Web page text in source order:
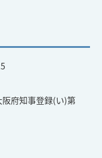
府知事登録(い)第